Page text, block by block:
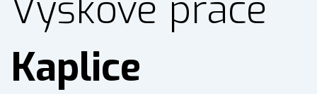
Kaplice